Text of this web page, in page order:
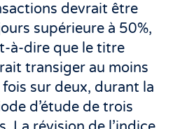
devrait être
supérieure à 50%,
à-dire que le titre
transiger au moins
fois sur deux, durant la
d’étude de trois